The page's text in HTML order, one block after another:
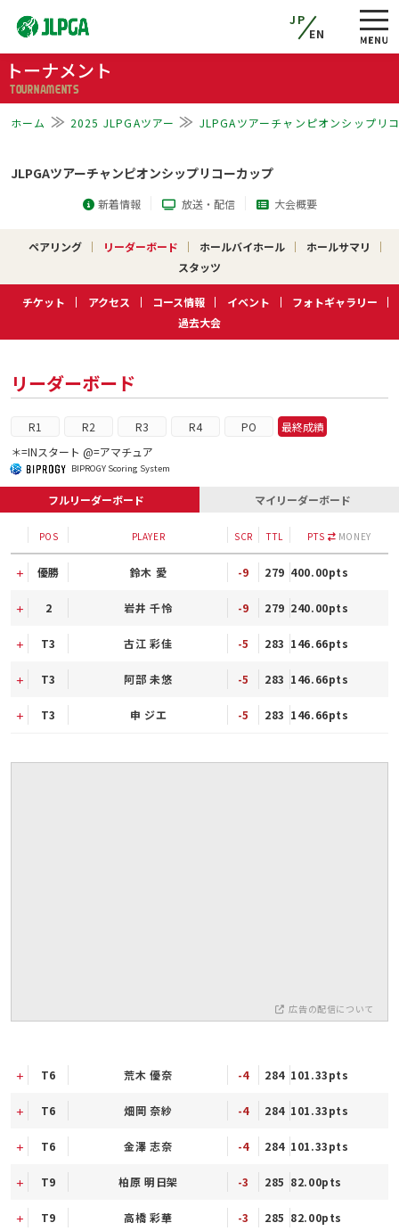
JP
EN
トーナメント
TOURNAMENTS
ホーム 2025 JLPGAツアー JLPGAツアーチャンピオンシップリ
JLPGAツアーチャンピオンシップリコーカップ
新着情報 放送・配信 大会概要
ペアリング リーダーボード ホールバイホール
ホールサマリ
スタッツ
チケット アクセス コース情報 イベント
フォトギャラリー
過去大会
リーダーボード
R1 R2 R3 R4 PO 最終成績
BIPROGY Scoring System
＊=INスタート @=アマチュア
フルリーダーボード マイリーダーボード
POS PLAYER SCR TTL PTS MONEY
優勝 鈴木 愛 -9 279 400.00pts
2 岩井 千怜 -9 279 240.00pts
T3 古江 彩佳 -5 283 146.66pts
T3 阿部 未悠 -5 283 146.66pts
T3 申 ジエ -5 283 146.66pts
広告の配信について
T6 荒木 優奈 -4 284 101.33pts
T6 畑岡 奈紗 -4 284 101.33pts
T6 金澤 志奈 -4 284 101.33pts
T9 柏原 明日架 -3 285 82.00pts
T9 高橋 彩華 -3 285 82.00pts